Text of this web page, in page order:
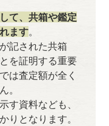
て、共箱や鑑定
ます。
記された共箱
を証明する重要
は査定額が全く
。
す資料なども、
りとなります。